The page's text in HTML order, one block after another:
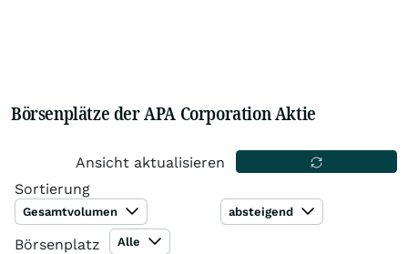
Börsenplätze der APA Corporation Aktie
Ansicht aktualisieren
Sortierung
Gesamtvolumen absteigend
Börsenplatz Alle